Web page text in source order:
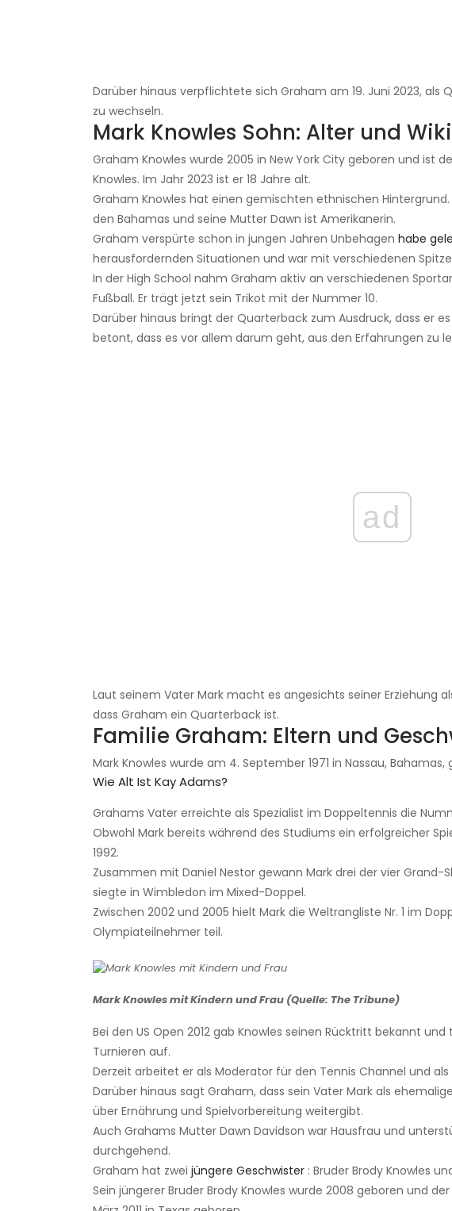
Darüber hinaus verpflichtete sich Graham am 19. Juni 2023, als
zu wechseln.
Mark Knowles Sohn: Alter und
Graham Knowles wurde 2005 in New York City geboren und ist
Knowles. Im Jahr 2023 ist er 18 Jahre alt.
Graham Knowles hat einen gemischten ethnischen
den Bahamas und seine Mutter Dawn ist Amerikanerin.
Graham verspürte schon in jungen Jahren Unbehagen habe
herausfordernden Situationen und war mit verschiedenen
In der High School nahm Graham aktiv an verschiedenen
Fußball. Er trägt jetzt sein Trikot mit der Nummer 10.
Darüber hinaus bringt der Quarterback zum Ausdruck, dass er
betont, dass es vor allem darum geht, aus den Erfahrungen zu
ad
Laut seinem Vater Mark macht es angesichts seiner Erziehung
dass Graham ein Quarterback ist.
Familie Graham: Eltern und
Mark Knowles wurde am 4. September 1971 in Nassau, Bahamas,
Wie Alt Ist Kay Adams?
Grahams Vater erreichte als Spezialist im Doppeltennis die
Obwohl Mark bereits während des Studiums ein erfolgreicher
1992.
Zusammen mit Daniel Nestor gewann Mark drei der vier Grand-
siegte in Wimbledon im Mixed-Doppel.
Zwischen 2002 und 2005 hielt Mark die Weltrangliste Nr. 1 im
Olympiateilnehmer teil.
Mark Knowles mit Kindern und Frau (Quelle: The Tribune)
Bei den US Open 2012 gab Knowles seinen Rücktritt bekannt
Turnieren auf.
Derzeit arbeitet er als Moderator für den Tennis Channel und
Darüber hinaus sagt Graham, dass sein Vater Mark als
über Ernährung und Spielvorbereitung weitergibt.
Auch Grahams Mutter Dawn Davidson war Hausfrau und
durchgehend.
Graham hat zwei jüngere Geschwister : Bruder Brody Knowles
Sein jüngerer Bruder Brody Knowles wurde 2008 geboren und